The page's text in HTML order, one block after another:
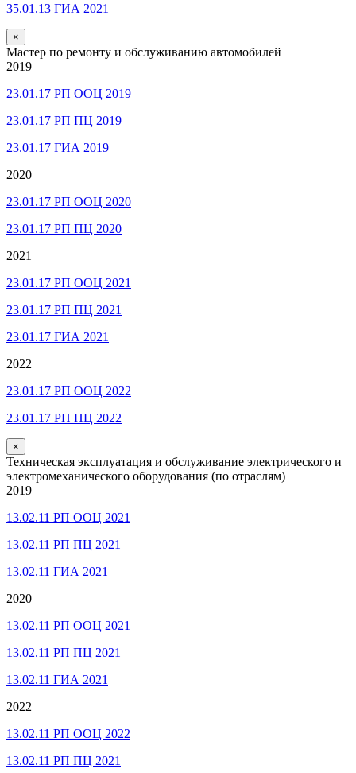
35.01.13 ГИА 2021
×
Мастер по ремонту и обслуживанию автомобилей
2019
23.01.17 РП ООЦ 2019
23.01.17 РП ПЦ 2019
23.01.17 ГИА 2019
2020
23.01.17 РП ООЦ 2020
23.01.17 РП ПЦ 2020
2021
23.01.17 РП ООЦ 2021
23.01.17 РП ПЦ 2021
23.01.17 ГИА 2021
2022
23.01.17 РП ООЦ 2022
23.01.17 РП ПЦ 2022
×
Техническая эксплуатация и обслуживание электрического и
электромеханического оборудования (по отраслям)
2019
13.02.11 РП ООЦ 2021
13.02.11 РП ПЦ 2021
13.02.11 ГИА 2021
2020
13.02.11 РП ООЦ 2021
13.02.11 РП ПЦ 2021
13.02.11 ГИА 2021
2022
13.02.11 РП ООЦ 2022
13.02.11 РП ПЦ 2021